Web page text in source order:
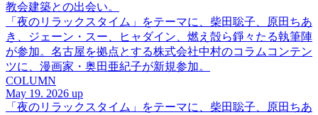
教会建築との出会い。
「夜のリラックスタイム」をテーマに、柴田聡子、原田ちあ
き、ジェーン・スー、ヒャダイン、燃え殻ら錚々たる執筆陣
が参加。名古屋を拠点とする株式会社中村のコラムコンテン
ツに、漫画家・奥田亜紀子が新規参加。
COLUMN
May 19. 2026 up
「夜のリラックスタイム」をテーマに、柴田聡子、原田ちあ